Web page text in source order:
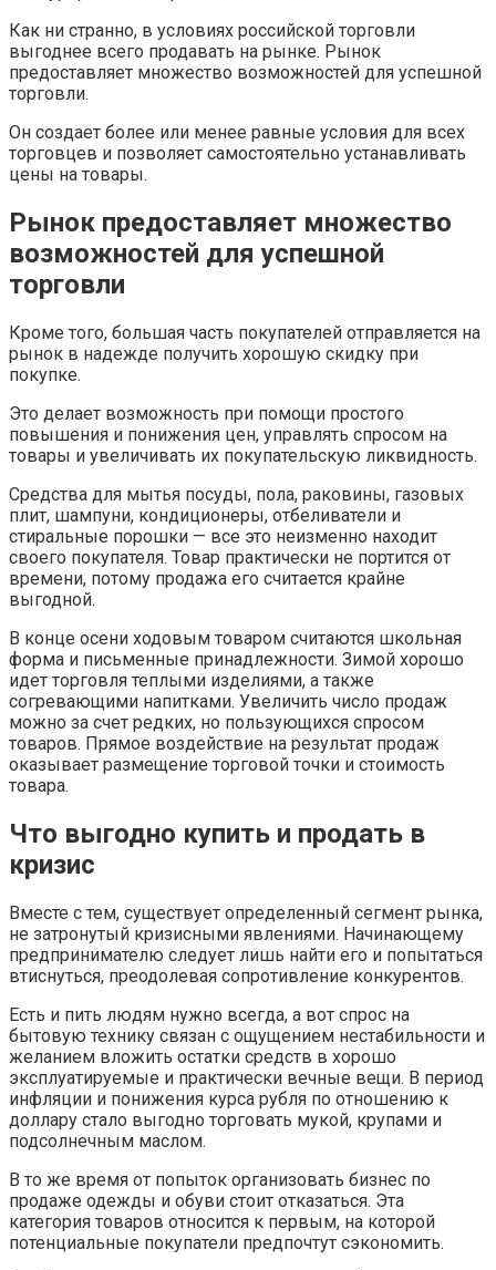
Как ни странно, в условиях российской торговли
выгоднее всего продавать на рынке. Рынок
предоставляет множество возможностей для успешной
торговли.
Он создает более или менее равные условия для всех
торговцев и позволяет самостоятельно устанавливать
цены на товары.
Рынок предоставляет множество
возможностей для успешной
торговли
Кроме того, большая часть покупателей отправляется на
рынок в надежде получить хорошую скидку при
покупке.
Это делает возможность при помощи простого
повышения и понижения цен, управлять спросом на
товары и увеличивать их покупательскую ликвидность.
Средства для мытья посуды, пола, раковины, газовых
плит, шампуни, кондиционеры, отбеливатели и
стиральные порошки — все это неизменно находит
своего покупателя. Товар практически не портится от
времени, потому продажа его считается крайне
выгодной.
В конце осени ходовым товаром считаются школьная
форма и письменные принадлежности. Зимой хорошо
идет торговля теплыми изделиями, а также
согревающими напитками. Увеличить число продаж
можно за счет редких, но пользующихся спросом
товаров. Прямое воздействие на результат продаж
оказывает размещение торговой точки и стоимость
товара.
Что выгодно купить и продать в
кризис
Вместе с тем, существует определенный сегмент рынка,
не затронутый кризисными явлениями. Начинающему
предпринимателю следует лишь найти его и попытаться
втиснуться, преодолевая сопротивление конкурентов.
Есть и пить людям нужно всегда, а вот спрос на
бытовую технику связан с ощущением нестабильности и
желанием вложить остатки средств в хорошо
эксплуатируемые и практически вечные вещи. В период
инфляции и понижения курса рубля по отношению к
доллару стало выгодно торговать мукой, крупами и
подсолнечным маслом.
В то же время от попыток организовать бизнес по
продаже одежды и обуви стоит отказаться. Эта
категория товаров относится к первым, на которой
потенциальные покупатели предпочтут сэкономить.